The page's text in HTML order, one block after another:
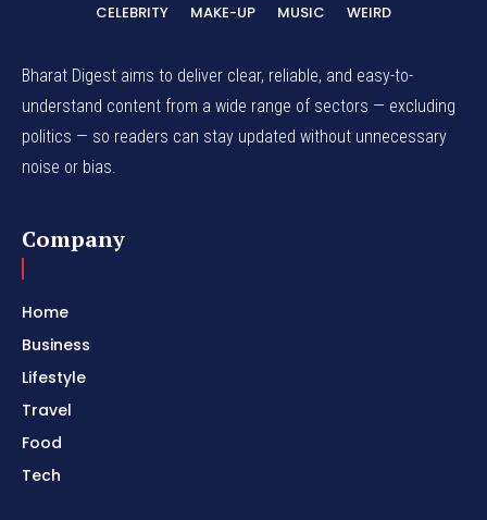
CELEBRITY MAKE-UP MUSIC WEIRD
Bharat Digest aims to deliver clear, reliable, and easy-to-
understand content from a wide range of sectors — excluding
politics — so readers can stay updated without unnecessary
noise or bias.
Company
Home
Business
Lifestyle
Travel
Food
Tech